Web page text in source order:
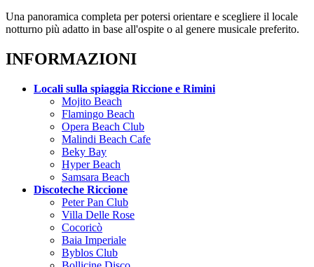
Una panoramica completa per potersi orientare e scegliere il locale
notturno più adatto in base all'ospite o al genere musicale preferito.
INFORMAZIONI
Locali sulla spiaggia Riccione e Rimini
Mojito Beach
Flamingo Beach
Opera Beach Club
Malindi Beach Cafe
Beky Bay
Hyper Beach
Samsara Beach
Discoteche Riccione
Peter Pan Club
Villa Delle Rose
Cocoricò
Baia Imperiale
Byblos Club